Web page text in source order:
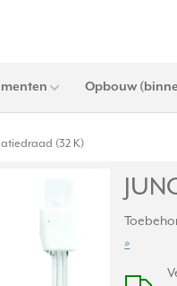
Opbouw
(32 K)
»